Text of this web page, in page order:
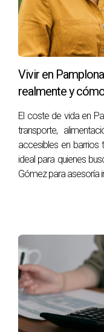
fiscal adicional.
¿Es necesario
vender mi casa?
No es obligatorio,
todo esté
"Si sientes que
proceso, buscar
una buena
conocer ciertos
encarecidamente
obtener asesoría
con todas tus
Arantza Gómez y
proceso tan
Vivir en
realmente y
El coste de vida en
transporte,
accesibles en barrios
ideal para quienes
Gómez para asesoría